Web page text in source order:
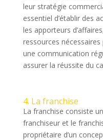
leur stratégie
essentiel d’établir des
les apporteurs
ressources
une communication
assurer la réussite du
4. La franchise
La franchise consiste
franchiseur et le
propriétaire d’un